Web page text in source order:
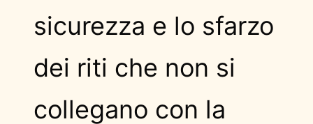
sicurezza e lo sfarzo
dei riti che non si
collegano con la